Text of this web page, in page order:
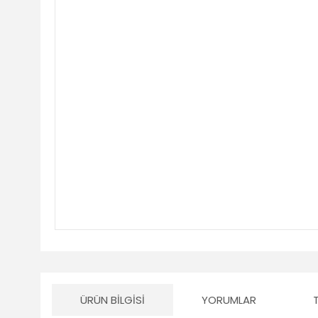
ÜRÜN BILGISI YORUMLAR